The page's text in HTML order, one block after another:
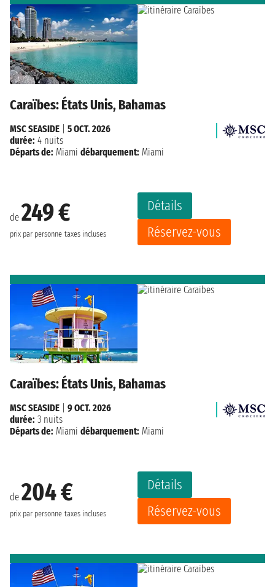
Caraïbes: États Unis, Bahamas
de 249 €
prix par personne taxes incluses
Détails
Réservez-vous
MSC SEASIDE
5 OCT. 2026
durée: 4 nuits
Départs de: Miami débarquement: Miami
Caraïbes: États Unis, Bahamas
de 204 €
prix par personne taxes incluses
Détails
Réservez-vous
MSC SEASIDE
9 OCT. 2026
durée: 3 nuits
Départs de: Miami débarquement: Miami